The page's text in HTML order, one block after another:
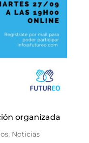
organizada
, Noticias